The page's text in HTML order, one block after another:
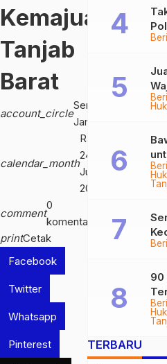
Kemajuan
Tanjab
Barat
account_circle
Serambi
Jambi
calendar_month
Rabu,
24
Jul
2019
comment
0
komentar
printCetak
Facebook
Twitter
Whatsapp
Pinterest
90
TERBARU